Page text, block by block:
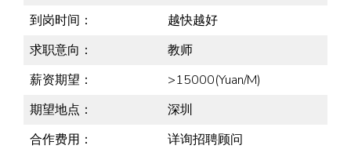
到岗时间：
越快越好
求职意向：
教师
薪资期望：
>15000(Yuan/M)
期望地点：
深圳
合作费用：
详询招聘顾问